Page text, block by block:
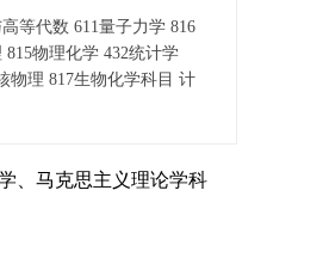
等代数 611量子力学 816
物理化学 432统计学
物理 817生物化学科目 计
、马克思主义理论学科